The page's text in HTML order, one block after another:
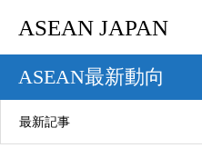
ASEAN JAPAN
ASEAN最新動向
最新記事